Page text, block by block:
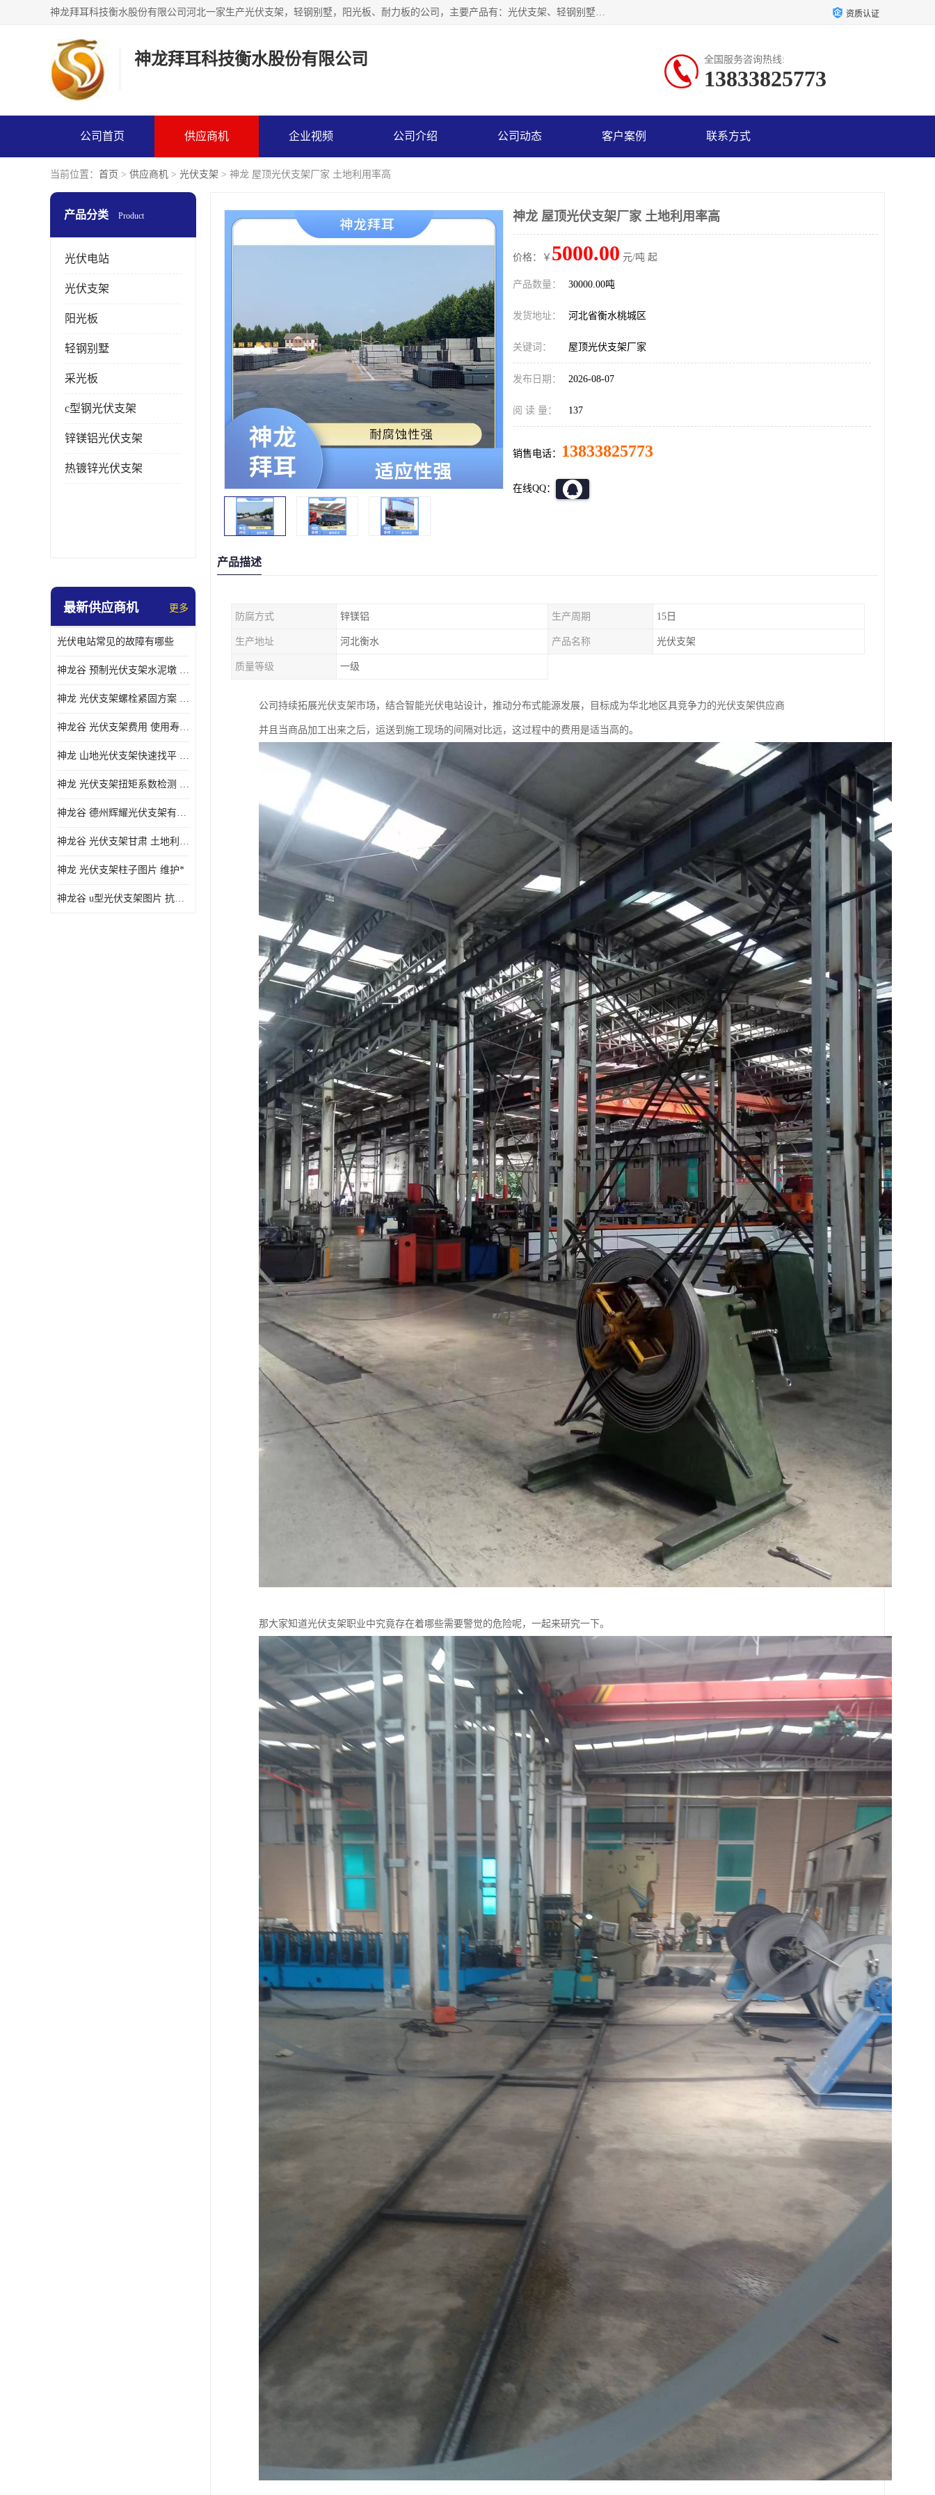
神龙拜耳科技衡水股份有限公司河北一家生产光伏支架，轻钢别墅，阳光板、耐力板的公司，主要产品有：光伏支架、轻钢别墅、阳光板、耐力板、采光板等，公司参与制定了多项标准。 资质认证
神龙拜耳科技衡水股份有限公司 全国服务咨询热线:
13833825773
公司首页 供应商机 企业视频 公司介绍 公司动态 客户案例 联系方式
当前位置： 首页 > 供应商机 > 光伏支架 > 神龙 屋顶光伏支架厂家 土地利用率高
产品分类 Product
光伏电站
光伏支架
阳光板
轻钢别墅
采光板
c型钢光伏支架
锌镁铝光伏支架
热镀锌光伏支架
最新供应商机 更多
光伏电站常见的故障有哪些
神龙谷 预制光伏支架水泥墩 抗震性能优
神龙 光伏支架螺栓紧固方案 土地利用率高
神龙谷 光伏支架费用 使用寿命长
神龙 山地光伏支架快速找平 抗风耐压
神龙 光伏支架扭矩系数检测 适应性强
神龙谷 德州辉耀光伏支架有限公司 材质多样
神龙谷 光伏支架甘肃 土地利用率高
神龙 光伏支架柱子图片 维护*
神龙谷 u型光伏支架图片 抗紫外线
神龙 屋顶光伏支架厂家 土地利用率高
价格：￥ 5000.00 元/吨 起
产品数量： 30000.00吨
发货地址： 河北省衡水桃城区
关键词： 屋顶光伏支架厂家
发布日期： 2026-08-07
阅 读 量： 137
销售电话： 13833825773
在线QQ：
产品描述
防腐方式 锌镁铝 生产周期 15日
生产地址 河北衡水 产品名称 光伏支架
质量等级 一级
公司持续拓展光伏支架市场，结合智能光伏电站设计，推动分布式能源发展，目标成为华北地区具竞争力的光伏支架供应商
并且当商品加工出来之后，运送到施工现场的间隔对比远，这过程中的费用是适当高的。
那大家知道光伏支架职业中究竟存在着哪些需要警觉的危险呢，一起来研究一下。